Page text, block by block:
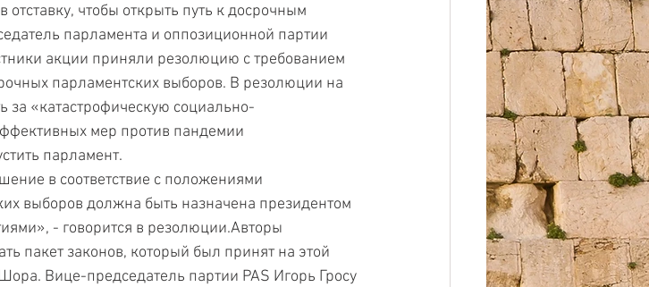
чтобы открыть путь к досрочным
парламента и оппозиционной партии
акции приняли резолюцию с требованием
парламентских выборов. В резолюции на
за «катастрофическую социально-
мер против пандемии
парламент.
в соответствие с положениями
выборов должна быть назначена президентом
- говорится в резолюции.Авторы
пакет законов, который был принят на этой
Вице-председатель партии PAS Игорь Гросу